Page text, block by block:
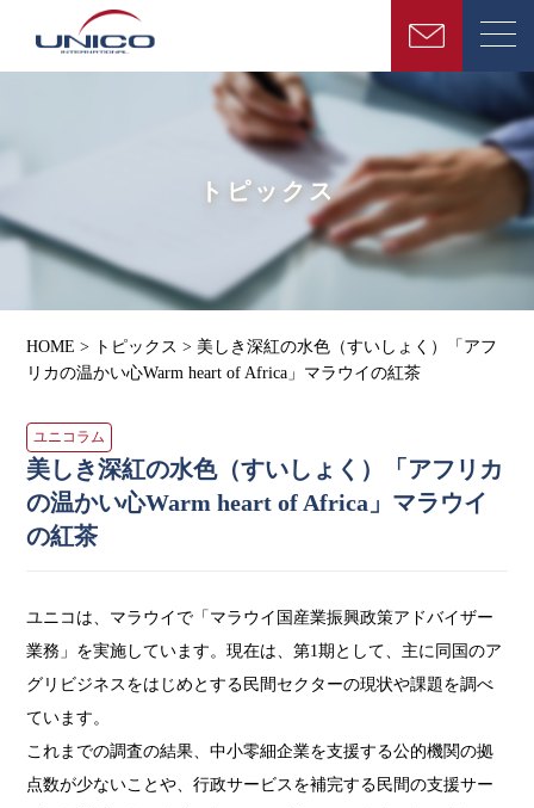
トピックス
HOME > トピックス > 美しき深紅の水色（すいしょく）「アフ
リカの温かい心Warm heart of Africa」マラウイの紅茶
ユニコラム
美しき深紅の水色（すいしょく）「アフリカ
の温かい心Warm heart of Africa」マラウイ
の紅茶
ユニコは、マラウイで「マラウイ国産業振興政策アドバイザー
業務」を実施しています。現在は、第1期として、主に同国のア
グリビジネスをはじめとする民間セクターの現状や課題を調べ
ています。
これまでの調査の結果、中小零細企業を支援する公的機関の拠
点数が少ないことや、行政サービスを補完する民間の支援サー